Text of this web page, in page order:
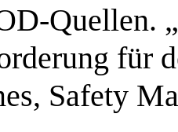
Quellen.
für
Safety